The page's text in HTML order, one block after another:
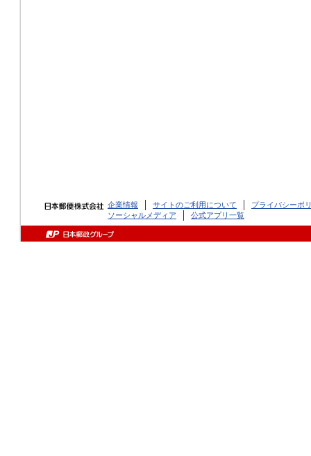
企業情報 サイトのご利用について
プライバシーポ
ソーシャルメディア
公式アプリ一覧